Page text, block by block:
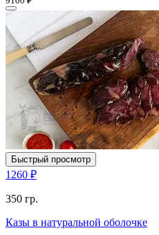
Быстрый просмотр
1260 ₽
350 гр.
Казы в натуральной оболочке